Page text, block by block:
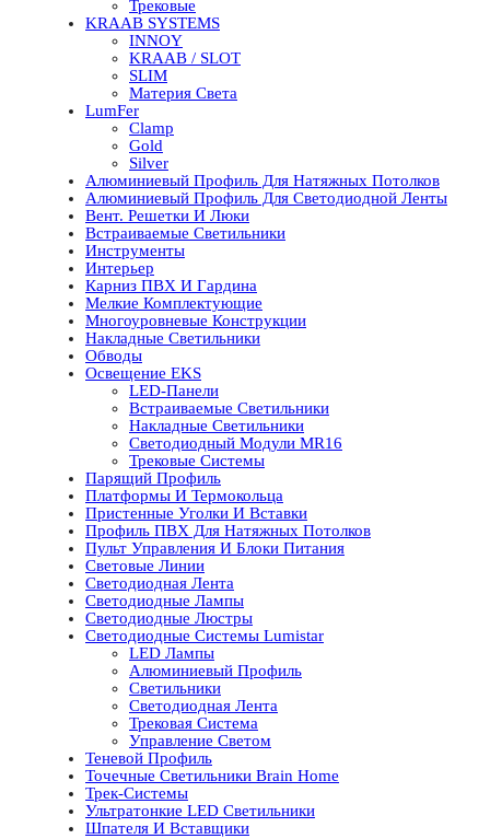
Трековые
KRAAB SYSTEMS
INNOY
KRAAB / SLOT
SLIM
Материя Света
LumFer
Clamp
Gold
Silver
Алюминиевый Профиль Для Натяжных Потолков
Алюминиевый Профиль Для Светодиодной Ленты
Вент. Решетки И Люки
Встраиваемые Светильники
Инструменты
Интерьер
Карниз ПВХ И Гардина
Мелкие Комплектующие
Многоуровневые Конструкции
Накладные Светильники
Обводы
Освещение EKS
LED-Панели
Встраиваемые Светильники
Накладные Светильники
Светодиодный Модули MR16
Трековые Системы
Парящий Профиль
Платформы И Термокольца
Пристенные Уголки И Вставки
Профиль ПВХ Для Натяжных Потолков
Пульт Управления И Блоки Питания
Световые Линии
Светодиодная Лента
Светодиодные Лампы
Светодиодные Люстры
Светодиодные Системы Lumistar
LED Лампы
Алюминиевый Профиль
Светильники
Светодиодная Лента
Трековая Система
Управление Светом
Теневой Профиль
Точечные Светильники Brain Home
Трек-Системы
Ультратонкие LED Светильники
Шпателя И Вставщики